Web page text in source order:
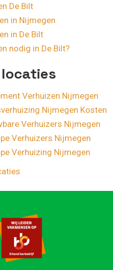
De Bilt
in Nijmegen
in De Bilt
nodig in De Bilt?
Verhuizen Nijmegen
Nijmegen Kosten
Verhuizers Nijmegen
Verhuizers Nijmegen
Verhuizing Nijmegen